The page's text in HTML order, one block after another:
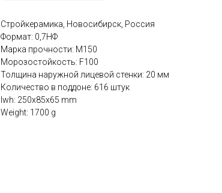
Стройкерамика, Новосибирск, Россия
Формат: 0,7НФ
Марка прочности: М150
Морозостойкость: F100
Толщина наружной лицевой стенки: 20 мм
Количество в поддоне: 616 штук
lwh: 250x85x65 mm
Weight: 1700 g